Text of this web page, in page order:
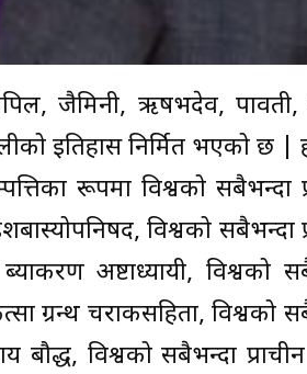
जैमिनी, ऋषभदेव, पार्वती,
इतिहास निर्मित भएको छ |
रूपमा विश्वको सबैभन्दा
विश्वको सबैभन्दा
अष्टाध्यायी, विश्वको
ग्रन्थ चराकसहिता, विश्वको
बौद्ध, विश्वको सबैभन्दा